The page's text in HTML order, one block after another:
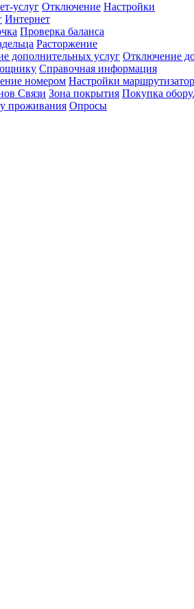
услуг Отключение Настройки
Интернет
Проверка баланса
Расторжение
дополнительных услуг Отключение
Справочная информация
номером Настройки
Связи Зона покрытия Покупка
проживания Опросы